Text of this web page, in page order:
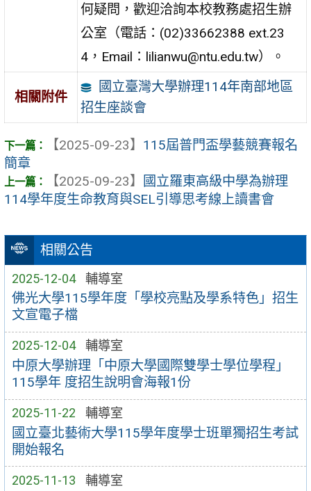
相關公告
2025-12-04 輔導室
佛光大學115學年度「學校亮點及學系特色」招生
文宣電子檔
2025-12-04 輔導室
中原大學辦理「中原大學國際雙學士學位學程」
115學年 度招生說明會海報1份
2025-11-22 輔導室
國立臺北藝術大學115學年度學士班單獨招生考試
開始報名
2025-11-13 輔導室
何疑問，歡迎洽詢本校教務處招生辦
公室（電話：(02)33662388 ext.23
4，Email：lilianwu@ntu.edu.tw）。
相關附件
國立臺灣大學辦理114年南部地區
招生座談會
【2025-09-23】 115屆普門盃學藝競賽報名
簡章
【2025-09-23】
國立羅東高級中學為辦理
114學年度生命教育與SEL引導思考線上讀書會